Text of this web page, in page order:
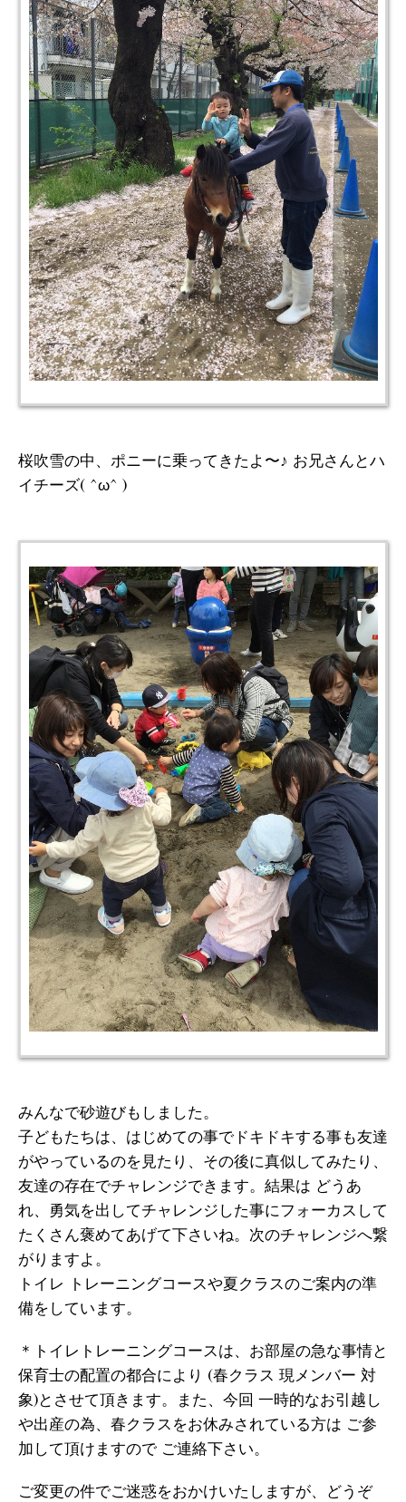
桜吹雪の中、ポニーに乗ってきたよ〜♪ お兄さんとハ
イチーズ( ^ω^ )
みんなで砂遊びもしました。
子どもたちは、はじめての事でドキドキする事も友達
がやっているのを見たり、その後に真似してみたり、
友達の存在でチャレンジできます。結果は どうあ
れ、勇気を出してチャレンジした事にフォーカスして
たくさん褒めてあげて下さいね。次のチャレンジへ繋
がりますよ。
トイレ トレーニングコースや夏クラスのご案内の準
備をしています。
＊トイレトレーニングコースは、お部屋の急な事情と
保育士の配置の都合により (春クラス 現メンバー 対
象)とさせて頂きます。また、今回 一時的なお引越し
や出産の為、春クラスをお休みされている方は ご参
加して頂けますので ご連絡下さい。
ご変更の件でご迷惑をおかけいたしますが、どうぞ